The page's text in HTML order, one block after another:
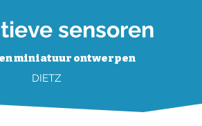
sensoren
miniatuur ontwerpen
DIETZ